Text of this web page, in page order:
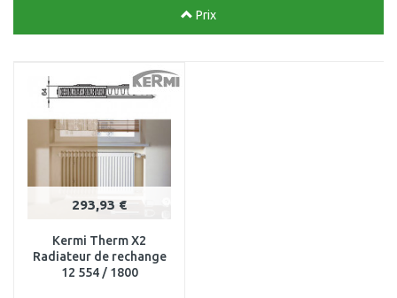
Prix
293,93 €
Kermi Therm X2
Radiateur de rechange
12 554 / 1800